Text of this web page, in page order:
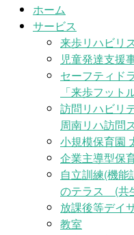
ホーム
サービス
来歩リハビリ
児童発達支援
セーフティド
「来歩フット
訪問リハビリ
周南リハ訪問
小規模保育園
企業主導型保
自立訓練(機
のテラス (共
放課後等デイ
教室